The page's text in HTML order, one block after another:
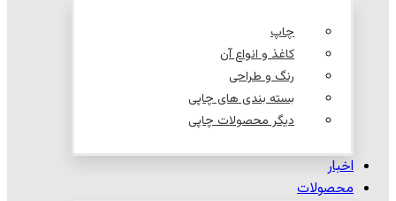
چاپ
کاغذ و انواع آن
رنگ و طراحی
بسته بندی های چاپی
دیگر محصولات چاپی
اخبار
محصولات